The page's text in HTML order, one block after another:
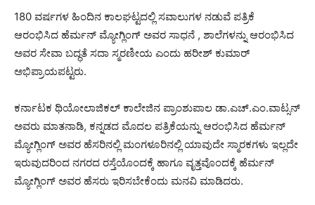
180 ವರ್ಷಗಳ ಹಿಂದಿನ ಕಾಲಘಟ್ಟದಲ್ಲಿ ಸವಾಲುಗಳ ನಡುವೆ ಪತ್ರಿಕೆ
ಆರಂಭಿಸಿದ ಹೆರ್ಮನ್ ಮ್ಯೋಗ್ಲಿಂಗ್ ಅವರ ಸಾಧನೆ , ಶಾಲೆಗಳನ್ನು ಆರಂಭಿಸಿದ
ಅವರ ಸೇವಾ ಬದ್ಧತೆ ಸದಾ ಸ್ಮರಣೀಯ ಎಂದು ಹರೀಶ್ ಕುಮಾರ್
ಅಭಿಪ್ರಾಯಪಟ್ಟರು.
ಕರ್ನಾಟಕ ಥಿಯೋಲಾಜಿಕಲ್ ಕಾಲೇಜಿನ ಪ್ರಾಂಶುಪಾಲ ಡಾ.ಎಚ್.ಎಂ.ವಾಟ್ಸನ್
ಅವರು ಮಾತನಾಡಿ, ಕನ್ನಡದ ಮೊದಲ ಪತ್ರಿಕೆಯನ್ನು ಆರಂಭಿಸಿದ ಹೆರ್ಮನ್
ಮ್ಯೋಗ್ಲಿಂಗ್ ಅವರ ಹೆಸರಿನಲ್ಲಿ ಮಂಗಳೂರಿನಲ್ಲಿ ಯಾವುದೇ ಸ್ಮಾರಕಗಳು ಇಲ್ಲದೇ
ಇರುವುದರಿಂದ ನಗರದ ರಸ್ತೆಯೊಂದಕ್ಕೆ ಹಾಗೂ ವೃತ್ತವೊಂದಕ್ಕೆ ಹೆರ್ಮನ್
ಮ್ಯೋಗ್ಲಿಂಗ್ ಅವರ ಹೆಸರು ಇರಿಸಬೇಕೆಂದು ಮನವಿ ಮಾಡಿದರು.